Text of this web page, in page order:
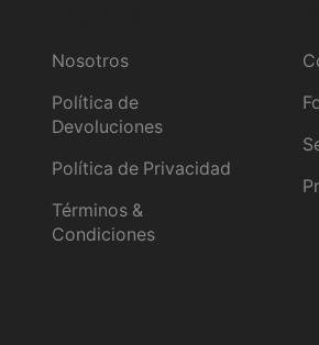
Nosotros
Política de
Devoluciones
Política de Privacidad
Términos &
Condiciones